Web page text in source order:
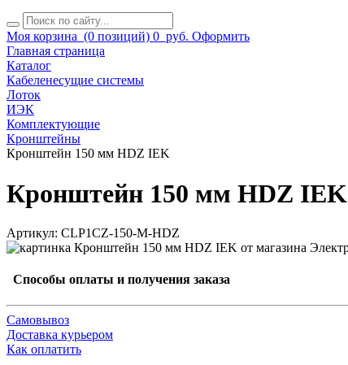
Моя корзина (0 позиций) 0 руб. Оформить
Главная страница
Каталог
Кабеленесущие системы
Лоток
ИЭК
Комплектующие
Кронштейны
Кронштейн 150 мм HDZ IEK
Кронштейн 150 мм HDZ IEK
Артикул: CLP1CZ-150-M-HDZ
Способы оплаты и получения заказа
Самовывоз
Доставка курьером
Как оплатить